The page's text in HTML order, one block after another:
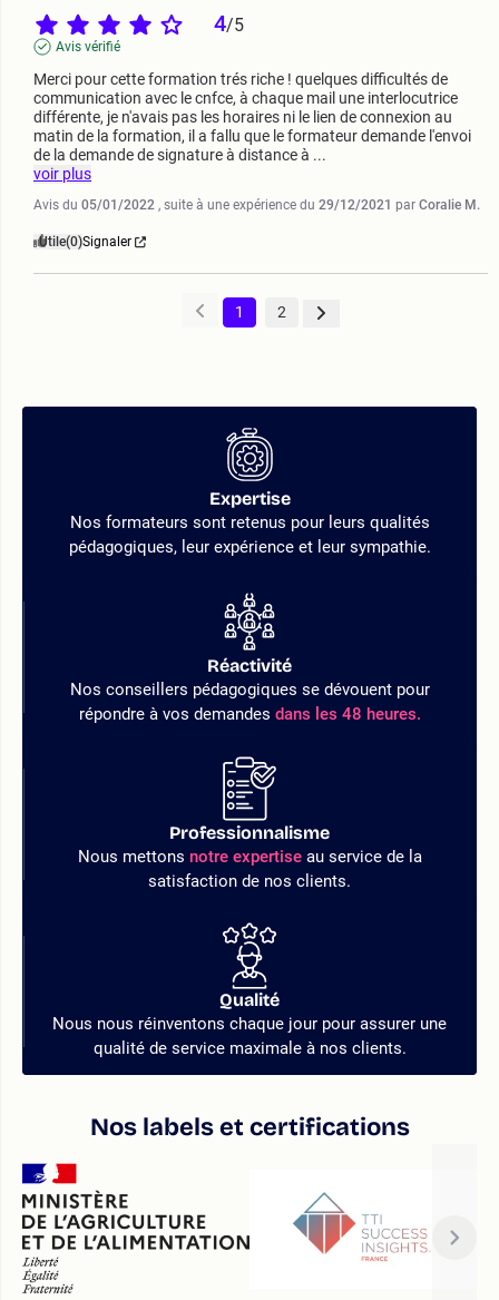
4/5
Avis vérifié
Merci pour cette formation trés riche ! quelques difficultés de
communication avec le cnfce, à chaque mail une interlocutrice
différente, je n'avais pas les horaires ni le lien de connexion au
matin de la formation, il a fallu que le formateur demande l'envoi
de la demande de signature à distance à ...
voir plus
Avis du 05/01/2022 , suite à une expérience du 29/12/2021 par Coralie M.
Utile(0)Signaler
1 2
Expertise
Nos formateurs sont retenus pour leurs qualités
pédagogiques, leur expérience et leur sympathie.
Réactivité
Nos conseillers pédagogiques se dévouent pour
répondre à vos demandes dans les 48 heures.
Professionnalisme
Nous mettons notre expertiseau service de la
satisfaction de nos clients.
Qualité
Nous nous réinventons chaque jour pour assurer une
qualité de service maximale à nos clients.
Nos labels et certifications